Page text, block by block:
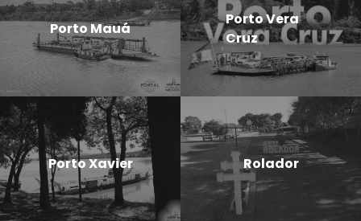
Porto Mauá
Porto Vera
Cruz
Porto Xavier Rolador